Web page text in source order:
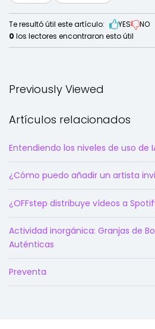
Te resultó útil este artículo: YES
NO
0 los lectores encontraron esto útil
Previously Viewed
Artículos relacionados
Entendiendo los niveles de uso de
¿Cómo puedo añadir un artista
¿OFFstep distribuye vídeos a
Actividad inorgánica: Granjas de
Auténticas
Preventa